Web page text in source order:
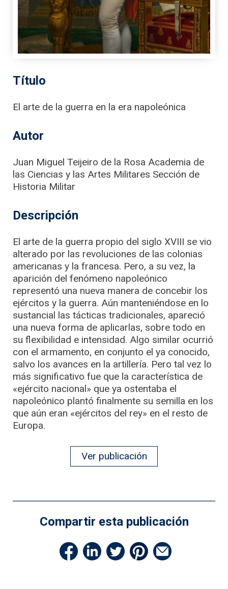
Título
El arte de la guerra en la era napoleónica
Autor
Juan Miguel Teijeiro de la Rosa Academia de
las Ciencias y las Artes Militares Sección de
Historia Militar
Descripción
El arte de la guerra propio del siglo XVIII se vio
alterado por las revoluciones de las colonias
americanas y la francesa. Pero, a su vez, la
aparición del fenómeno napoleónico
representó una nueva manera de concebir los
ejércitos y la guerra. Aún manteniéndose en lo
sustancial las tácticas tradicionales, apareció
una nueva forma de aplicarlas, sobre todo en
su flexibilidad e intensidad. Algo similar ocurrió
con el armamento, en conjunto el ya conocido,
salvo los avances en la artillería. Pero tal vez lo
más significativo fue que la característica de
«ejército nacional» que ya ostentaba el
napoleónico plantó finalmente su semilla en los
que aún eran «ejércitos del rey» en el resto de
Europa.
Ver publicación
Compartir esta publicación